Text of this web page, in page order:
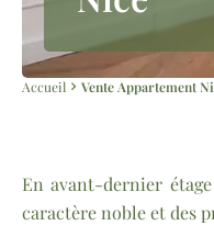
Accueil Vente Appartement
En avant-dernier
caractère noble et des